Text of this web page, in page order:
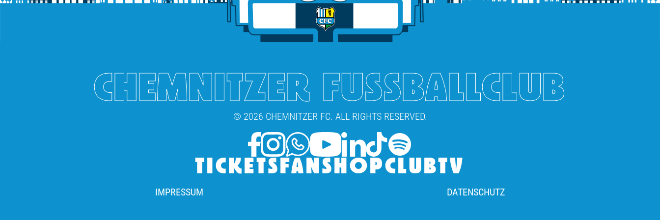
CHEMNITZER FUSSBALLCLUB
© 2026 CHEMNITZER FC. ALL RIGHTS RESERVED.
TICKETSFANSHOPCLUBTV
IMPRESSUM DATENSCHUTZ